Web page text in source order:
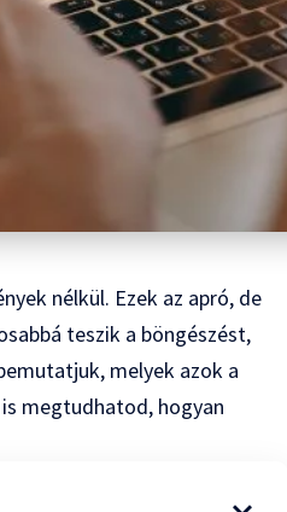
nélkül. Ezek az apró, de
teszik a böngészést,
melyek azok a
megtudhatod, hogyan